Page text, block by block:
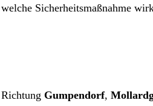
Sicherheitsmaßnahme
Gumpendorf,